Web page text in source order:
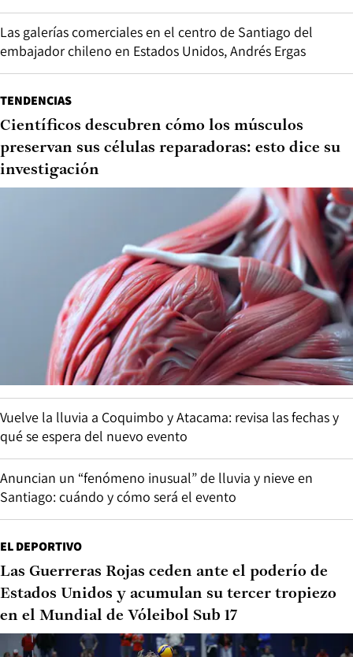
Las galerías comerciales en el centro de Santiago del
embajador chileno en Estados Unidos, Andrés Ergas
TENDENCIAS
Científicos descubren cómo los músculos
preservan sus células reparadoras: esto dice su
investigación
Vuelve la lluvia a Coquimbo y Atacama: revisa las fechas y
qué se espera del nuevo evento
Anuncian un “fenómeno inusual” de lluvia y nieve en
Santiago: cuándo y cómo será el evento
EL DEPORTIVO
Las Guerreras Rojas ceden ante el poderío de
Estados Unidos y acumulan su tercer tropiezo
en el Mundial de Vóleibol Sub 17